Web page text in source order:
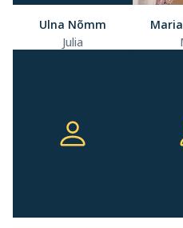
Ulna Nõmm
Julia